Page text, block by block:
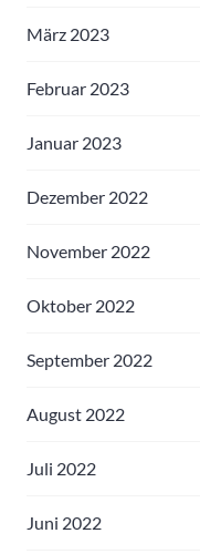
März 2023
Februar 2023
Januar 2023
Dezember 2022
November 2022
Oktober 2022
September 2022
August 2022
Juli 2022
Juni 2022